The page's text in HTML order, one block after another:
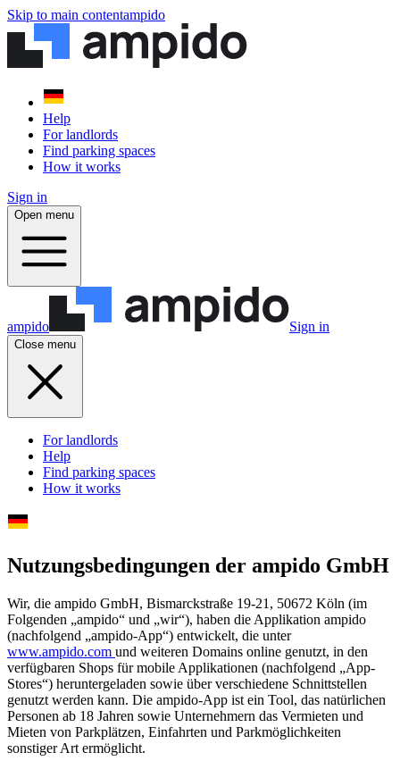
Skip to main contentampido
Help
For landlords
Find parking spaces
How it works
Sign in
Open menu
ampido Sign in
Close menu
For landlords
Help
Find parking spaces
How it works
Nutzungsbedingungen der ampido GmbH
Wir, die ampido GmbH, Bismarckstraße 19-21, 50672 Köln (im
Folgenden „ampido“ und „wir“), haben die Applikation ampido
(nachfolgend „ampido-App“) entwickelt, die unter
www.ampido.com und weiteren Domains online genutzt, in den
verfügbaren Shops für mobile Applikationen (nachfolgend „App-
Stores“) heruntergeladen sowie über verschiedene Schnittstellen
genutzt werden kann. Die ampido-App ist ein Tool, das natürlichen
Personen ab 18 Jahren sowie Unternehmern das Vermieten und
Mieten von Parkplätzen, Einfahrten und Parkmöglichkeiten
sonstiger Art ermöglicht.